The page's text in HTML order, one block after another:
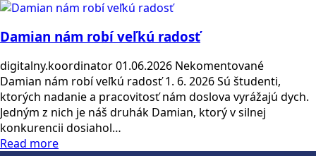
Damian nám robí veľkú radosť
digitalny.koordinator01.06.2026 Nekomentované
Damian nám robí veľkú radosť 1. 6. 2026 Sú študenti,
ktorých nadanie a pracovitosť nám doslova vyrážajú dych.
Jedným z nich je náš druhák Damian, ktorý v silnej
konkurencii dosiahol…
Read more